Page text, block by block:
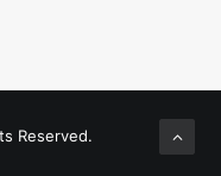
Reserved.